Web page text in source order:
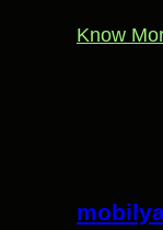
Know